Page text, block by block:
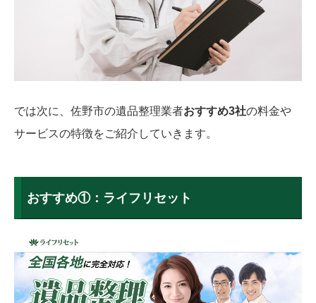
では次に、佐野市の遺品整理業者おすすめ3社の料金や
サービスの特徴をご紹介していきます。
おすすめ①：ライフリセット